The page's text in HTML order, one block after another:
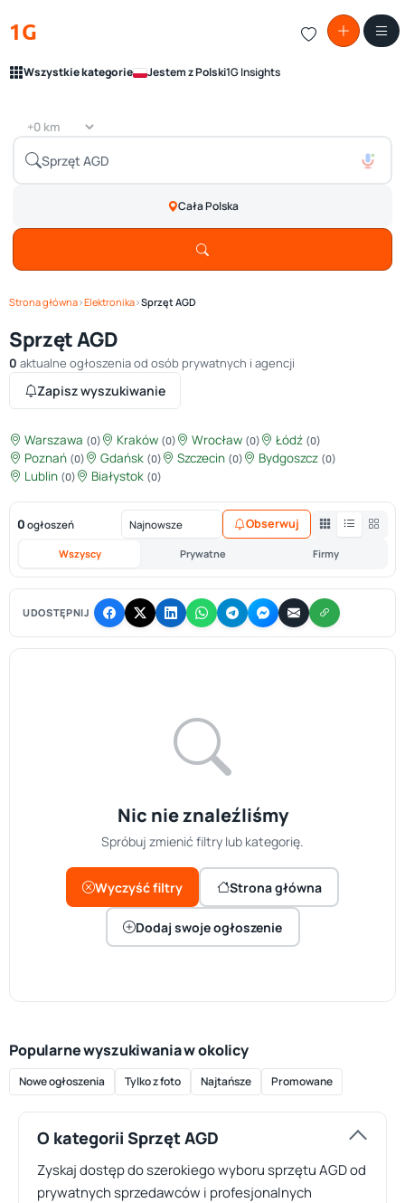
1G
Wszystkie kategorie Jestem z Polski1G Insights
Cała Polska
Strona główna›Elektronika›Sprzęt AGD
Sprzęt AGD
0 aktualne ogłoszenia od osób prywatnych i agencji
Zapisz wyszukiwanie
Warszawa (0) Kraków (0) Wrocław (0) Łódź (0)
Poznań (0) Gdańsk (0) Szczecin (0) Bydgoszcz (0)
Lublin (0) Białystok (0)
0 ogłoszeń
Wszyscy Prywatne Firmy
Obserwuj
UDOSTĘPNIJ
Nic nie znaleźliśmy
Spróbuj zmienić filtry lub kategorię.
Wyczyść filtry Strona główna
Dodaj swoje ogłoszenie
Popularne wyszukiwania w okolicy
Nowe ogłoszenia Tylko z foto Najtańsze Promowane
O kategorii Sprzęt AGD
Zyskaj dostęp do szerokiego wyboru sprzętu AGD od
prywatnych sprzedawców i profesjonalnych